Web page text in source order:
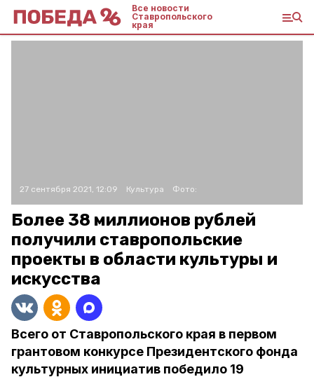
Все новости
Ставропольского
края
27 сентября 2021, 12:09 Культура Фото:
Более 38 миллионов рублей
получили ставропольские
проекты в области культуры и
искусства
Всего от Ставропольского края в первом
грантовом конкурсе Президентского фонда
культурных инициатив победило 19